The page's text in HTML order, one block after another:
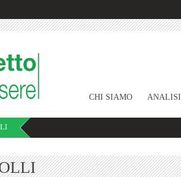
CHI SIAMO ANALISI